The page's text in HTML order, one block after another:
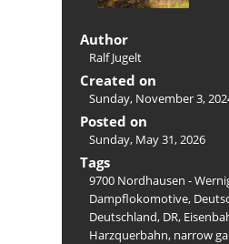
Author
Ralf Jugelt
Created on
Sunday, November 3,
Posted on
Sunday, May 31, 2026
Tags
9700 Nordhausen -
Dampflokomotive,
Deutschland, DR,
Harzquerbahn, narrow